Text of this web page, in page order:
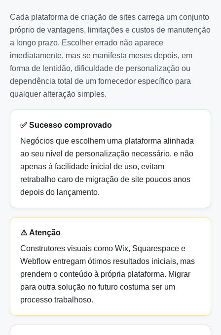
Cada plataforma de criação de sites carrega um conjunto
próprio de vantagens, limitações e custos de manutenção
a longo prazo. Escolher errado não aparece
imediatamente, mas se manifesta meses depois, em
forma de lentidão, dificuldade de personalização ou
dependência total de um fornecedor específico para
qualquer alteração simples.
✅ Sucesso comprovado
Negócios que escolhem uma plataforma alinhada
ao seu nível de personalização necessário, e não
apenas à facilidade inicial de uso, evitam
retrabalho caro de migração de site poucos anos
depois do lançamento.
⚠️ Atenção
Construtores visuais como Wix, Squarespace e
Webflow entregam ótimos resultados iniciais, mas
prendem o conteúdo à própria plataforma. Migrar
para outra solução no futuro costuma ser um
processo trabalhoso.